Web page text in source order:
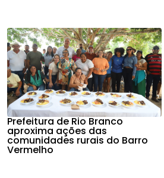
Prefeitura de Rio Branco
aproxima ações das
comunidades rurais do Barro
Vermelho